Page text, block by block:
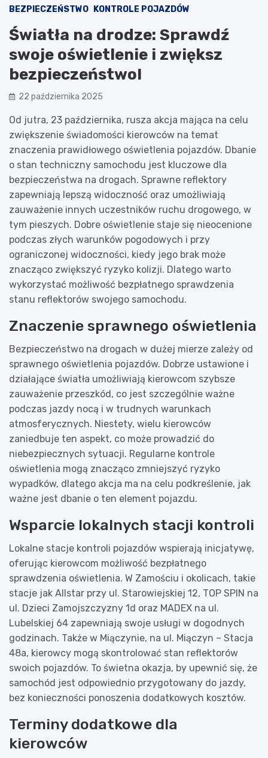
BEZPIECZEŃSTWO KONTROLE POJAZDÓW
Światła na drodze: Sprawdź
swoje oświetlenie i zwiększ
bezpieczeństwo!
22 października 2025
Od jutra, 23 października, rusza akcja mająca na celu
zwiększenie świadomości kierowców na temat
znaczenia prawidłowego oświetlenia pojazdów. Dbanie
o stan techniczny samochodu jest kluczowe dla
bezpieczeństwa na drogach. Sprawne reflektory
zapewniają lepszą widoczność oraz umożliwiają
zauważenie innych uczestników ruchu drogowego, w
tym pieszych. Dobre oświetlenie staje się nieocenione
podczas złych warunków pogodowych i przy
ograniczonej widoczności, kiedy jego brak może
znacząco zwiększyć ryzyko kolizji. Dlatego warto
wykorzystać możliwość bezpłatnego sprawdzenia
stanu reflektorów swojego samochodu.
Znaczenie sprawnego oświetlenia
Bezpieczeństwo na drogach w dużej mierze zależy od
sprawnego oświetlenia pojazdów. Dobrze ustawione i
działające światła umożliwiają kierowcom szybsze
zauważenie przeszkód, co jest szczególnie ważne
podczas jazdy nocą i w trudnych warunkach
atmosferycznych. Niestety, wielu kierowców
zaniedbuje ten aspekt, co może prowadzić do
niebezpiecznych sytuacji. Regularne kontrole
oświetlenia mogą znacząco zmniejszyć ryzyko
wypadków, dlatego akcja ma na celu podkreślenie, jak
ważne jest dbanie o ten element pojazdu.
Wsparcie lokalnych stacji kontroli
Lokalne stacje kontroli pojazdów wspierają inicjatywę,
oferując kierowcom możliwość bezpłatnego
sprawdzenia oświetlenia. W Zamościu i okolicach, takie
stacje jak Allstar przy ul. Starowiejskiej 12, TOP SPIN na
ul. Dzieci Zamojszczyzny 1d oraz MADEX na ul.
Lubelskiej 64 zapewniają swoje usługi w dogodnych
godzinach. Także w Miączynie, na ul. Miączyn – Stacja
48a, kierowcy mogą skontrolować stan reflektorów
swoich pojazdów. To świetna okazja, by upewnić się, że
samochód jest odpowiednio przygotowany do jazdy,
bez konieczności ponoszenia dodatkowych kosztów.
Terminy dodatkowe dla
kierowców